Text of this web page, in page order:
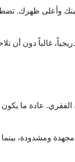
وأعلى ظهرك.
غالباً دون
الفقري. عادة ما
ومشدودة، بينما